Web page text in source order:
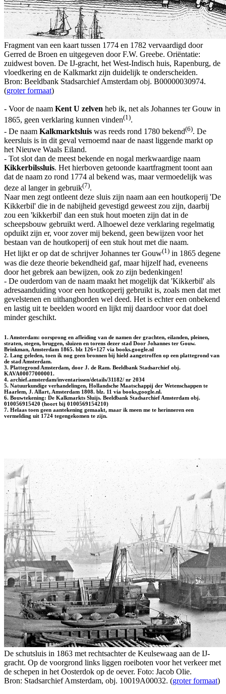
Fragment van een kaart tussen 1774 en 1782 vervaardigd door
Gerred de Broen en uitgegeven door F.W. Greebe. Oriëntatie:
zuidwest boven. De IJ-gracht, het West-Indisch huis, Rapenburg, de
vloedkering en de Kalkmarkt zijn duidelijk te onderscheiden.
Bron: Beeldbank Stadsarchief Amsterdam obj. B00000030974.
(groter formaat)
- Voor de naam Kent U zelven heb ik, net als Johannes ter Gouw in
1865, geen verklaring kunnen vinden(1).
- De naam Kalkmarktsluis was reeds rond 1780 bekend(6). De
keersluis is in dit geval vernoemd naar de naast liggende markt op
het Nieuwe Waals Eiland.
- Tot slot dan de meest bekende en nogal merkwaardige naam
Kikkerbilssluis. Het hierboven getoonde kaartfragment toont aan
dat de naam zo rond 1774 al bekend was, maar vermoedelijk was
deze al langer in gebruik(7).
Naar men zegt ontleent deze sluis zijn naam aan een houtkoperij 'De
Kikkerbil' die in de nabijheid gevestigd geweest zou zijn, daarbij
zou een 'kikkerbil' dan een stuk hout moeten zijn dat in de
scheepsbouw gebruikt werd. Alhoewel deze verklaring regelmatig
opduikt zijn er, voor zover mij bekend, geen bewijzen voor het
bestaan van de houtkoperij of een stuk hout met die naam.
Het lijkt er op dat de schrijver Johannes ter Gouw(1) in 1865 degene
was die deze theorie bekendheid gaf, maar hijzelf had, eveneens
door het gebrek aan bewijzen, ook zo zijn bedenkingen!
- De ouderdom van de naam maakt het mogelijk dat 'Kikkerbil' als
adresaanduiding voor een houtkoperij gebruikt is, zoals men dat met
gevelstenen en uithangborden wel deed. Het is echter een onbekend
en lastig uit te beelden woord en lijkt mij daardoor voor dat doel
minder geschikt.
1. Amsterdam: oorsprong en afleiding van de namen der grachten, eilanden, pleinen,
straten, stegen, bruggen, sluizen en torens dezer stad Door Johannes ter Gouw.
Brinkman, Amsterdam 1865. blz 126+127 via books.google.nl
2. Lang geleden, toen ik nog geen bronnen bij hield aangetroffen op een plattegrond van
de stad Amsterdam.
3. Plattegrond Amsterdam, door J. de Ram. Beeldbank Stadsarchief obj.
KAVA00077000001.
4. archief.amsterdam/inventarissen/details/31182/ nr 2034
5. Natuurkundige verhandelingen, Hollandsche Maatschappij der Wetenschappen te
Haarlem, J. Allart, Amsterdam 1808. blz. 11 via books,google.nl.
6. Bouwtekening: De Kalkmarkts Sluijs. Beeldbank Stadsarchief Amsterdam obj.
010056915420 (hoort bij 0100569154210)
7. Helaas toen geen aantekening gemaakt, maar ik meen me te herinneren een
vermelding uit 1724 tegengekomen te zijn.
De schutsluis in 1863 met rechtsachter de Keulsewaag aan de IJ-
gracht. Op de voorgrond links liggen roeiboten voor het verkeer met
de schepen in het Oosterdok op de oever. Foto: Jacob Olie.
Bron: Stadsarchief Amsterdam, obj. 10019A00032. (groter formaat)